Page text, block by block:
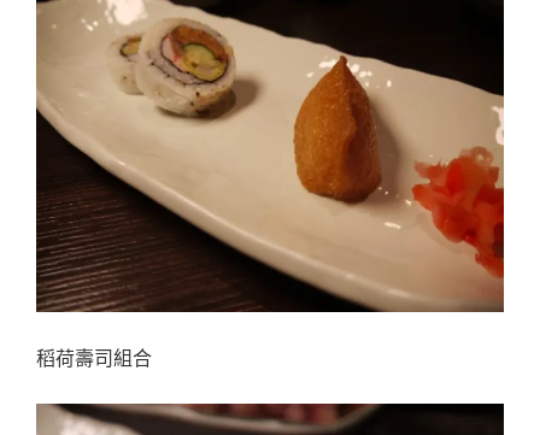
稻荷壽司組合